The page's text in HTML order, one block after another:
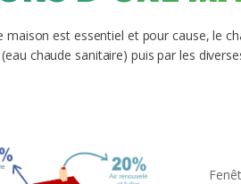
est essentiel et pour cause, le
chaude sanitaire) puis par les